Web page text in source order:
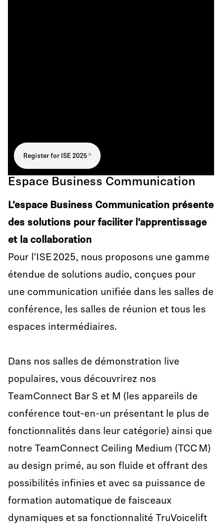
Register for ISE 2025
Espace Business Communication
L’espace Business Communication présente
des solutions pour faciliter l’apprentissage
et la collaboration
Pour l’ISE 2025, nous proposons une gamme
étendue de solutions audio, conçues pour
une communication unifiée dans les salles de
conférence, les salles de réunion et tous les
espaces intermédiaires.
Dans nos salles de démonstration live
populaires, vous découvrirez nos
TeamConnect Bar S et M (les appareils de
conférence tout-en-un présentant le plus de
fonctionnalités dans leur catégorie) ainsi que
notre TeamConnect Ceiling Medium (TCC M)
au design primé, au son fluide et offrant des
possibilités infinies et avec sa puissance de
formation automatique de faisceaux
dynamiques et sa fonctionnalité TruVoicelift